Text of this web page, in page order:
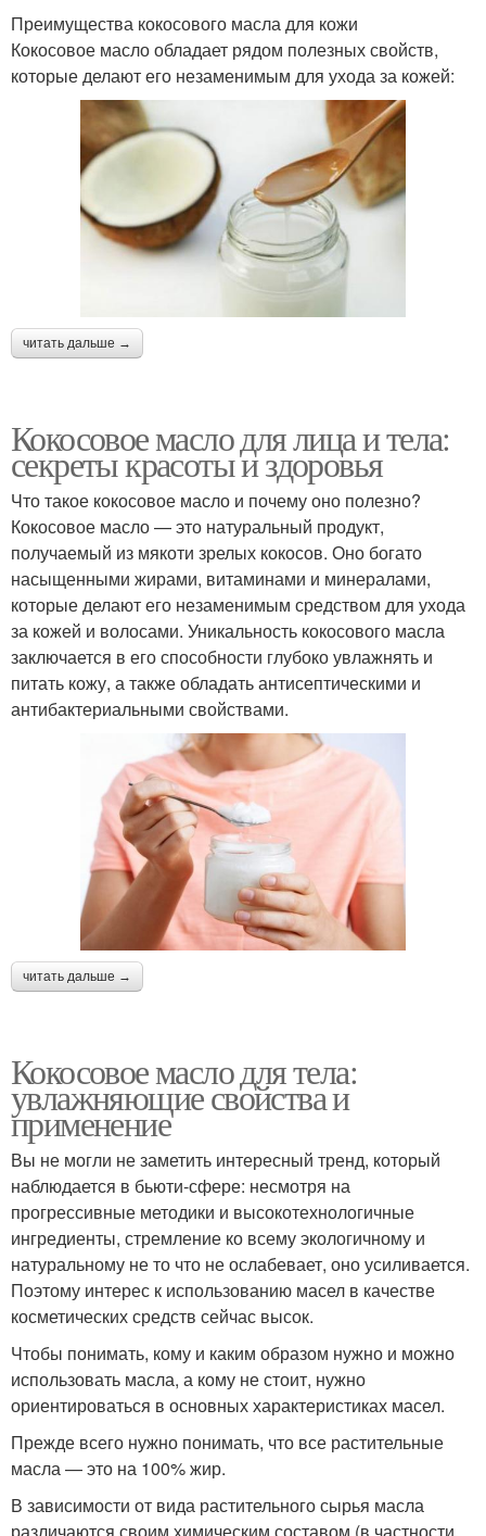
Преимущества кокосового масла для кожи
Кокосовое масло обладает рядом полезных свойств,
которые делают его незаменимым для ухода за кожей:
читать дальше →
Кокосовое масло для лица и тела:
секреты красоты и здоровья
Что такое кокосовое масло и почему оно полезно?
Кокосовое масло — это натуральный продукт,
получаемый из мякоти зрелых кокосов. Оно богато
насыщенными жирами, витаминами и минералами,
которые делают его незаменимым средством для ухода
за кожей и волосами. Уникальность кокосового масла
заключается в его способности глубоко увлажнять и
питать кожу, а также обладать антисептическими и
антибактериальными свойствами.
читать дальше →
Кокосовое масло для тела:
увлажняющие свойства и
применение
Вы не могли не заметить интересный тренд, который
наблюдается в бьюти-сфере: несмотря на
прогрессивные методики и высокотехнологичные
ингредиенты, стремление ко всему экологичному и
натуральному не то что не ослабевает, оно усиливается.
Поэтому интерес к использованию масел в качестве
косметических средств сейчас высок.
Чтобы понимать, кому и каким образом нужно и можно
использовать масла, а кому не стоит, нужно
ориентироваться в основных характеристиках масел.
Прежде всего нужно понимать, что все растительные
масла — это на 100% жир.
В зависимости от вида растительного сырья масла